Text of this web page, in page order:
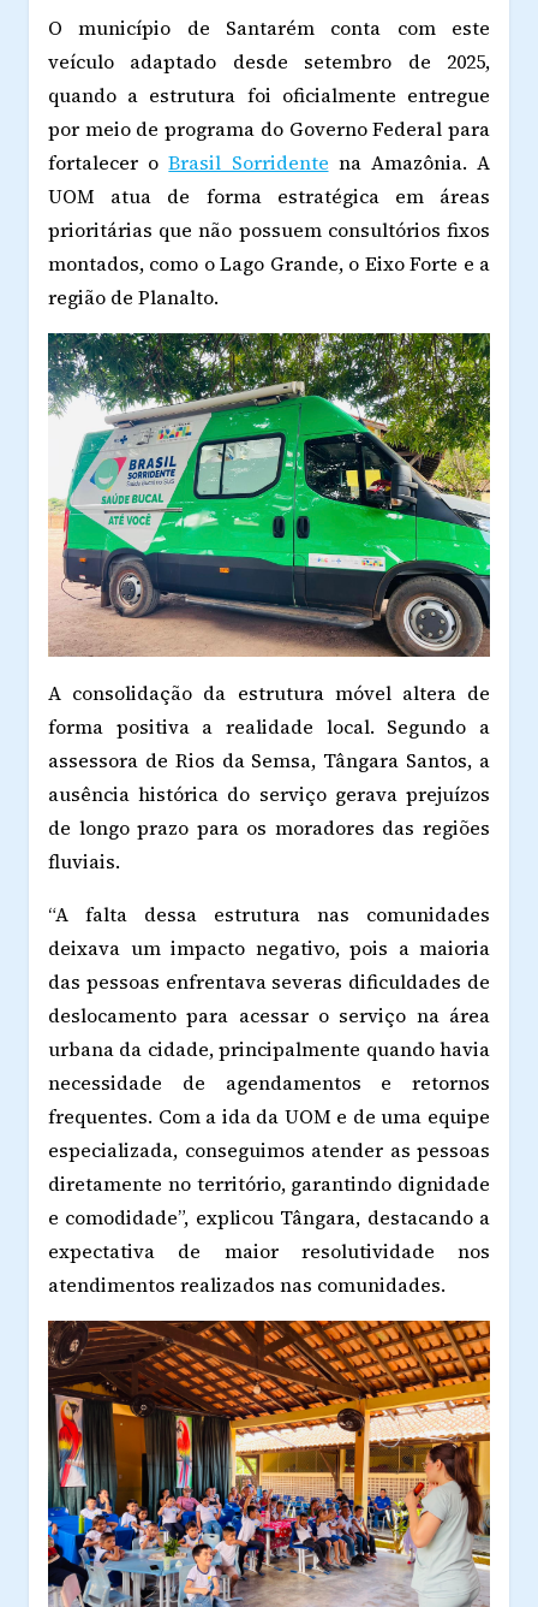
O município de Santarém conta com este
veículo adaptado desde setembro de 2025,
quando a estrutura foi oficialmente entregue
por meio de programa do Governo Federal para
fortalecer o Brasil Sorridente na Amazônia. A
UOM atua de forma estratégica em áreas
prioritárias que não possuem consultórios fixos
montados, como o Lago Grande, o Eixo Forte e a
região de Planalto.
A consolidação da estrutura móvel altera de
forma positiva a realidade local. Segundo a
assessora de Rios da Semsa, Tângara Santos, a
ausência histórica do serviço gerava prejuízos
de longo prazo para os moradores das regiões
fluviais.
“A falta dessa estrutura nas comunidades
deixava um impacto negativo, pois a maioria
das pessoas enfrentava severas dificuldades de
deslocamento para acessar o serviço na área
urbana da cidade, principalmente quando havia
necessidade de agendamentos e retornos
frequentes. Com a ida da UOM e de uma equipe
especializada, conseguimos atender as pessoas
diretamente no território, garantindo dignidade
e comodidade”, explicou Tângara, destacando a
expectativa de maior resolutividade nos
atendimentos realizados nas comunidades.